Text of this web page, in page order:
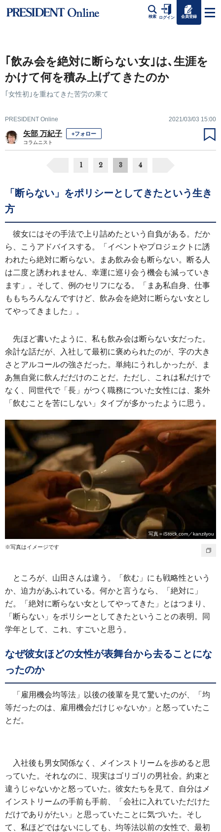
検索 ログイン 会員登録
｢飲み会を絶対に断らない女｣は､生涯を
かけて何を積み上げてきたのか
｢女性初｣を重ねてきた苦労の果て
PRESIDENT Online 2021/03/03 15:00
矢部 万紀子 +フォロー
コラムニスト
1 2 3 4
「断らない」をポリシーとしてきたという生き
方
彼女にはその手法で上り詰めたという自負がある。だか
ら、こうアドバイスする。「イベントやプロジェクトに誘
われたら絶対に断らない。まあ飲み会も断らない。断る人
は二度と誘われません、幸運に巡り会う機会も減っていき
ます」。そして、例のセリフになる。「まあ私自身、仕事
ももちろんなんですけど、飲み会を絶対に断らない女とし
てやってきました」。
先ほど書いたように、私も飲み会は断らない女だった。
余計な話だが、入社して最初に褒められたのが、字の大き
さとアルコールの強さだった。単純にうれしかったが、ま
あ無自覚に飲んだだけのことだ。ただし、これは私だけで
なく、同世代で「長」がつく職務についた女性には、案外
「飲むことを苦にしない」タイプが多かったように思う。
写真＝iStock.com／kanzilyou
※写真はイメージです
ところが、山田さんは違う。「飲む」にも戦略性という
か、迫力があふれている。何かと言うなら、「絶対に」
だ。「絶対に断らない女としてやってきた」とはつまり、
「断らない」をポリシーとしてきたということの表明。同
学年として、これ、すごいと思う。
なぜ彼女ほどの女性が表舞台から去ることにな
ったのか
「雇用機会均等法」以後の後輩を見て驚いたのが、「均
等だったのは、雇用機会だけじゃないか」と怒っていたこ
とだ。
入社後も男女関係なく、メインストリームを歩めると思
っていた。それなのに、現実はゴリゴリの男社会。約束と
違うじゃないかと怒っていた。彼女たちを見て、自分はメ
インストリームの手前も手前、「会社に入れていただけた
だけでありがたい」と思っていたことに気づいた。そし
て、私ほどではないにしても、均等法以前の女性で、最初